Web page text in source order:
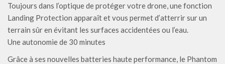
Toujours dans l’optique de protéger votre drone, une fonction
Landing Protection apparaît et vous permet d’atterrir sur un
terrain sûr en évitant les surfaces accidentées ou l’eau.
Une autonomie de 30 minutes
Grâce à ses nouvelles batteries haute performance, le Phantom